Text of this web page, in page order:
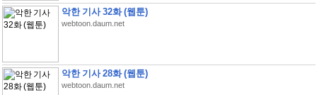
악한 기사 32화 (웹툰)
webtoon.daum.net
악한 기사 28화 (웹툰)
webtoon.daum.net